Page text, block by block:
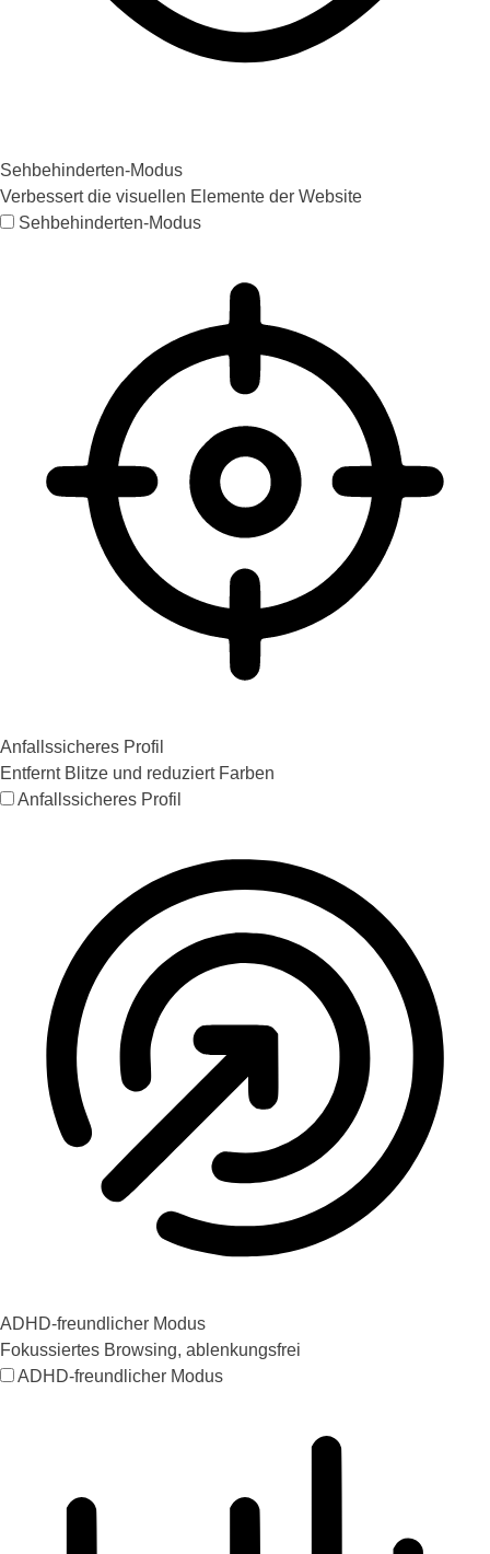
Sehbehinderten-Modus
Verbessert die visuellen Elemente der Website
Sehbehinderten-Modus
Anfallssicheres Profil
Entfernt Blitze und reduziert Farben
Anfallssicheres Profil
ADHD-freundlicher Modus
Fokussiertes Browsing, ablenkungsfrei
ADHD-freundlicher Modus